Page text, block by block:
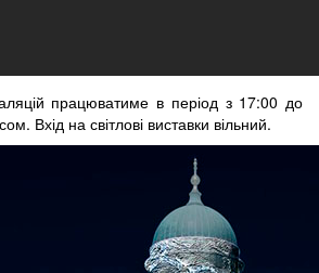
працюватиме в період з 17:00 до
Вхід на світлові виставки вільний.